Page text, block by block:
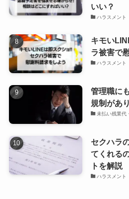
いい？
ハラスメント
キモい
ラ被害で
ハラスメント
管理職に
規制があ
未払い残業代
セクハラ
てくれる
トを解説
ハラスメント